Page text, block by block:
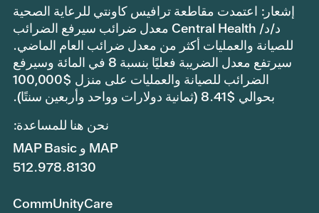
إشعار: اعتمدت مقاطعة ترافيس كاونتي للرعاية الصحية
د/د/ Central Health معدل ضرائب سيرفع الضرائب
للصيانة والعمليات أكثر من معدل ضرائب العام الماضي.
سيرتفع معدل الضريبة فعليًا بنسبة 8 في المائة وسيرفع
الضرائب للصيانة والعمليات على منزل $100,000
بحوالي $8.41 (ثمانية دولارات وواحد وأربعين سنتًا).
نحن هنا للمساعدة:
MAP و MAP Basic
512.978.8130
CommUnityCare